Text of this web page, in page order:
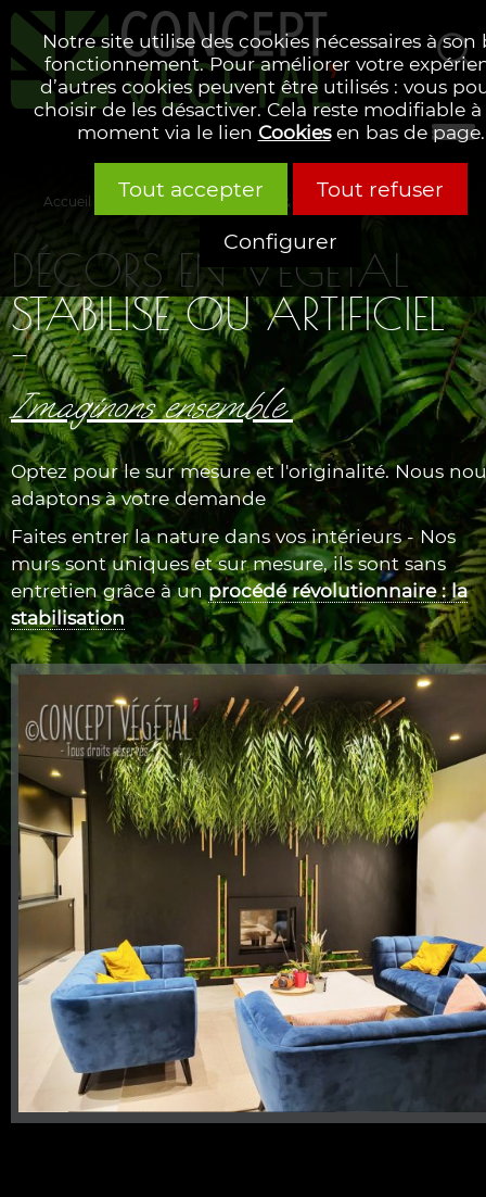
Notre site utilise des cookies nécessaires à son
fonctionnement. Pour améliorer votre
d’autres cookies peuvent être utilisés : vous
choisir de les désactiver. Cela reste modifiable
moment via le lien Cookiesen bas de page.
Tout accepter
Tout refuser
Configurer
Rechercher
Accueil Nos collections Murs & tableaux Imaginons
DÉCORS EN VÉGÉTAL
STABILISÉ OU ARTIFICIEL
-
Imaginons ensemble
Optez pour le sur mesure et l'originalité.Nous
adaptons à votre demande
Faites entrer la nature dans vos intérieurs - Nos
murs sont uniques et sur mesure, ils sont sans
entretien grâce à un procédé révolutionnaire : la
stabilisation